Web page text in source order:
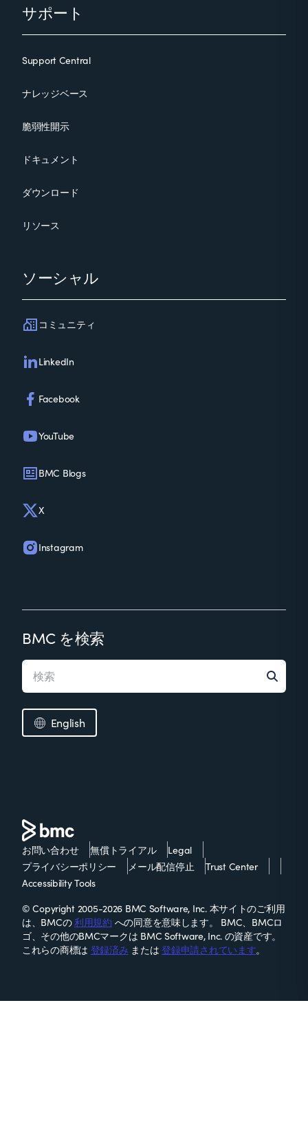
サポート
Support Central
ナレッジベース
脆弱性開示
ドキュメント
ダウンロード
リソース
ソーシャル
コミュニティ
LinkedIn
Facebook
YouTube
BMC Blogs
X
Instagram
BMC を検索
English
お問い合わせ 無償トライアル
Legal
プライバシーポリシー
メール配信停止
Trust Center
Accessibility Tools
© Copyright 2005-2026 BMC Software, Inc. 本サイトのご利用
は、BMCの利用規約 への同意を意味します。 BMC、BMCロ
ゴ、その他のBMCマークは BMC Software, Inc. の資産です。
これらの商標は 登録済み または登録申請されています。